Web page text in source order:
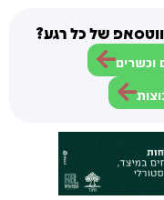
של כל רגע?
וכשרים